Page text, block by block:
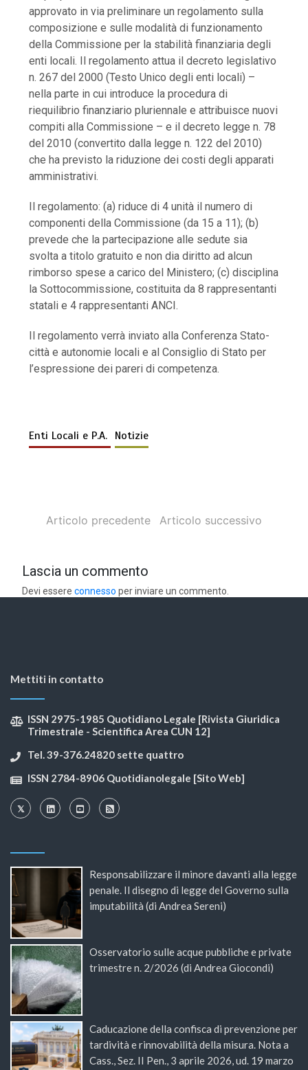
approvato in via preliminare un regolamento sulla
composizione e sulle modalità di funzionamento
della Commissione per la stabilità finanziaria degli
enti locali. Il regolamento attua il decreto legislativo
n. 267 del 2000 (Testo Unico degli enti locali) –
nella parte in cui introduce la procedura di
riequilibrio finanziario pluriennale e attribuisce nuovi
compiti alla Commissione – e il decreto legge n. 78
del 2010 (convertito dalla legge n. 122 del 2010)
che ha previsto la riduzione dei costi degli apparati
amministrativi.
Il regolamento: (a) riduce di 4 unità il numero di
componenti della Commissione (da 15 a 11); (b)
prevede che la partecipazione alle sedute sia
svolta a titolo gratuito e non dia diritto ad alcun
rimborso spese a carico del Ministero; (c) disciplina
la Sottocommissione, costituita da 8 rappresentanti
statali e 4 rappresentanti ANCI.
Il regolamento verrà inviato alla Conferenza Stato-
città e autonomie locali e al Consiglio di Stato per
l’espressione dei pareri di competenza.
Enti Locali e P.A. Notizie
Articolo precedente Articolo successivo
Lascia un commento
Devi essereconnesso per inviare un commento.
Mettiti in contatto
ISSN 2975-1985 Quotidiano Legale [Rivista Giuridica
Trimestrale - Scientifica Area CUN 12]
Tel. 39-376.24820 sette quattro
ISSN 2784-8906 Quotidianolegale [Sito Web]
Responsabilizzare il minore davanti alla legge
penale. Il disegno di legge del Governo sulla
imputabilità (di Andrea Sereni)
Osservatorio sulle acque pubbliche e private
trimestre n. 2/2026 (di Andrea Giocondi)
Caducazione della confisca di prevenzione per
tardività e rinnovabilità della misura. Nota a
Cass., Sez. II Pen., 3 aprile 2026, ud. 19 marzo